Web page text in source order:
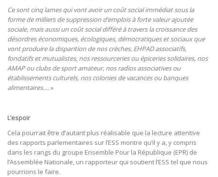
Ce sont cinq lames qui vont avoir un coût social immédiat sous la
forme de milliers de suppression d’emplois à forte valeur ajoutée
sociale, mais aussi un coût social différé à travers la croissance des
désordres économiques, écologiques, démocratiques et sociaux que
vont produire la disparition de nos crèches, EHPAD associatifs,
fondatifs et mutualistes, nos ressourceries ou épiceries solidaires, nos
AMAP ou clubs de sport amateur, nos radios associatives ou
établissements culturels, nos colonies de vacances ou banques
alimentaires….»
L’espoir
Cela pourrait être d’autant plus réalisable que la lecture attentive
des rapports parlementaires sur l’ESS montre qu’il y a, y compris
dans les rangs du groupe Ensemble Pour la République (EPR) de
l’Assemblée Nationale, un rapporteur qui soutient l’ESS tel que nous
pourrions le faire.